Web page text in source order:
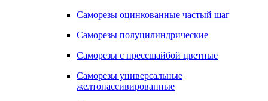
Саморезы оцинкованные частый шаг
Саморезы полуцилиндрические
Саморезы с прессшайбой цветные
Саморезы универсальные
желтопассивированные